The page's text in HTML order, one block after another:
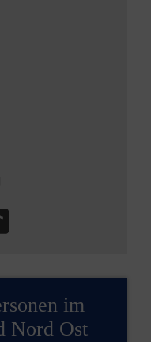
im
Nord Ost